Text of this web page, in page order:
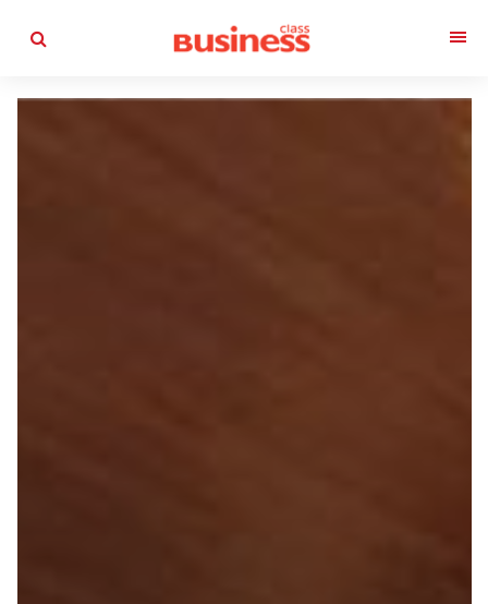
المحتوى